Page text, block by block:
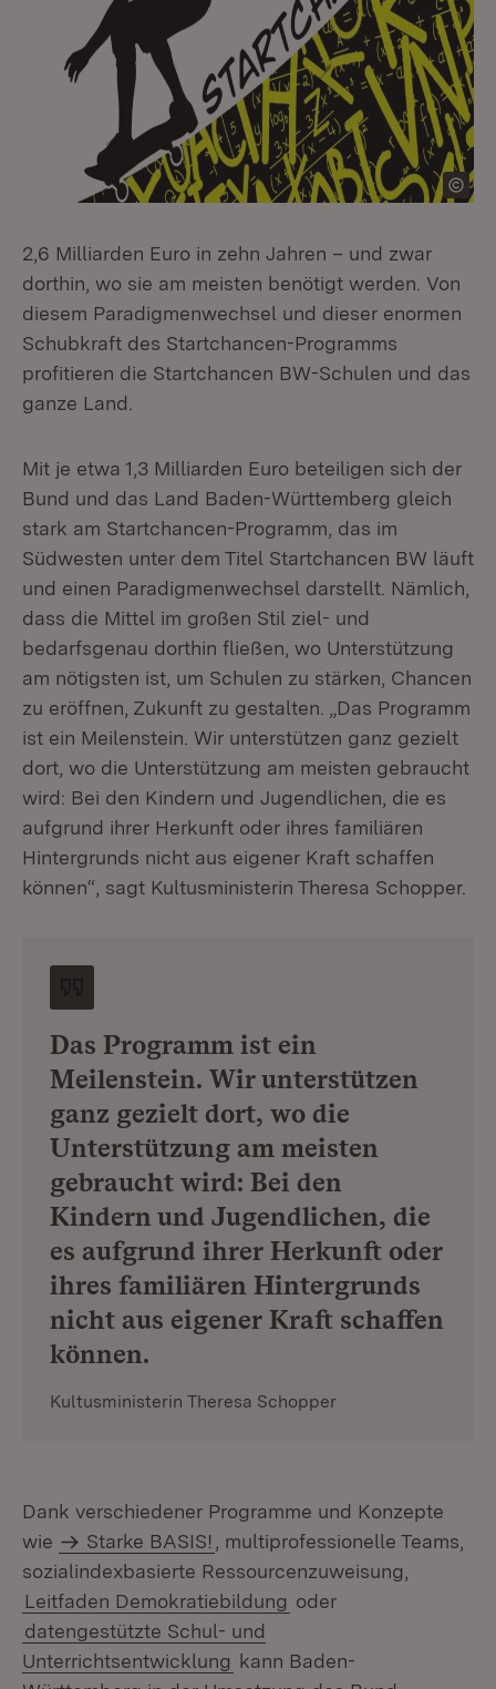
2,6 Milliarden Euro in zehn Jahren – und zwar
dorthin, wo sie am meisten benötigt werden. Von
diesem Paradigmenwechsel und dieser enormen
Schubkraft des Startchancen-Programms
profitieren die Startchancen BW-Schulen und das
ganze Land.
Mit je etwa 1,3 Milliarden Euro beteiligen sich der
Bund und das Land Baden-Württemberg gleich
stark am Startchancen-Programm, das im
Südwesten unter dem Titel Startchancen BW läuft
und einen Paradigmenwechsel darstellt. Nämlich,
dass die Mittel im großen Stil ziel- und
bedarfsgenau dorthin fließen, wo Unterstützung
am nötigsten ist, um Schulen zu stärken, Chancen
zu eröffnen, Zukunft zu gestalten. „Das Programm
ist ein Meilenstein. Wir unterstützen ganz gezielt
dort, wo die Unterstützung am meisten gebraucht
wird: Bei den Kindern und Jugendlichen, die es
aufgrund ihrer Herkunft oder ihres familiären
Hintergrunds nicht aus eigener Kraft schaffen
können“, sagt Kultusministerin Theresa Schopper.
Das Programm ist ein
Meilenstein. Wir unterstützen
ganz gezielt dort, wo die
Unterstützung am meisten
gebraucht wird: Bei den
Kindern und Jugendlichen, die
es aufgrund ihrer Herkunft oder
ihres familiären Hintergrunds
nicht aus eigener Kraft schaffen
können.
Kultusministerin Theresa Schopper
Dank verschiedener Programme und Konzepte
wie
Starke BASIS!
, multiprofessionelle Teams,
sozialindexbasierte Ressourcenzuweisung,
Leitfaden Demokratiebildung oder
datengestützte Schul- und
Unterrichtsentwicklung kann Baden-